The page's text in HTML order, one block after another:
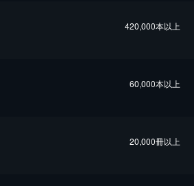
420,000本以上
60,000本以上
20,000冊以上